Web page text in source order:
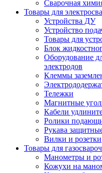
Сварочная
Товары для
Устройства ДУ
Устройство
Товары для
Блок
Оборудование
электродов
Клеммы
Тележки
Магнитные
Кабели
Ролики
Рукава
Вилки и розетки
Товары для
Манометры и
Кожухи на